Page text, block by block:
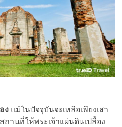
ง แม้ในปัจจุบันจะเหลือเพียงเสา
ถานที่ให้พระเจ้าแผ่นดินเปลื้อง